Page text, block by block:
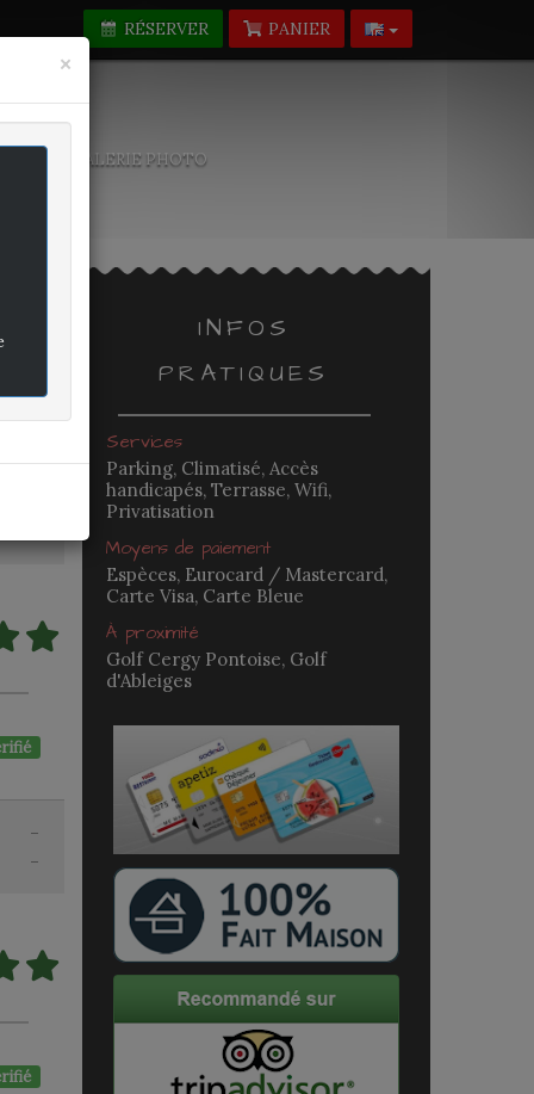
PANIER
RÉSERVER
GALERIE PHOTO
-
-
INFOS
PRATIQUES
Services
Parking, Climatisé, Accès
handicapés, Terrasse, Wifi,
Privatisation
Moyens de paiement
Espèces, Eurocard / Mastercard,
Carte Visa, Carte Bleue
À proximité
Golf Cergy Pontoise, Golf
d'Ableiges
× Fermer